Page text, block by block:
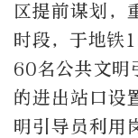
区提前谋划，
时段，于地铁
60名公共文明
的进出站口设
明引导员利用